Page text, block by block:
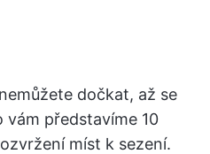
dočkat, až se
představíme 10
míst k sezení.